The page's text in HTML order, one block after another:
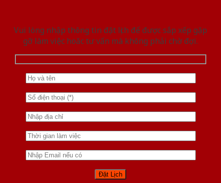
Vui lòng nhập thông tin đặt lịch để được sắp xếp gặp
gỡ làm việc hoăc tư vấn mà không phải chờ đợi.